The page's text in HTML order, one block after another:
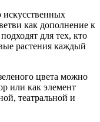
как дополнение к
для тех, кто
растения каждый
цвета можно
или как элемент
театральной и